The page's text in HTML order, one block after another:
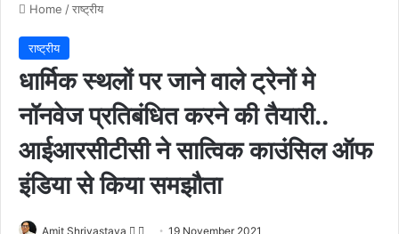
Home /राष्ट्रीय
राष्ट्रीय
धार्मिक स्थलों पर जाने वाले ट्रेनों मे
नॉनवेज प्रतिबंधित करने की तैयारी..
आईआरसीटीसी ने सात्विक काउंसिल ऑफ
इंडिया से किया समझौता
Amit Shrivastava
F
19 November 2021